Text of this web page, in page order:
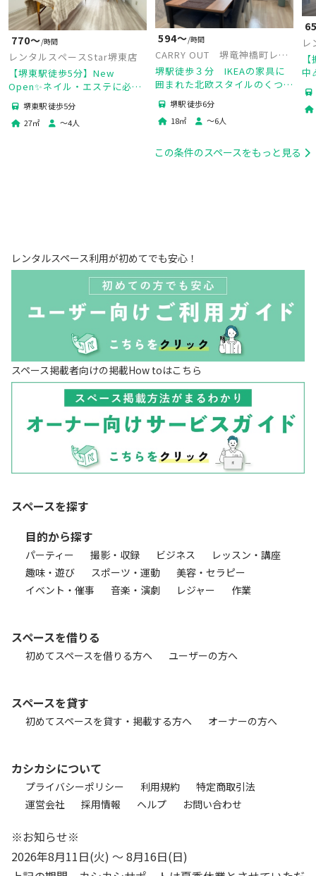
770〜/時間
レンタルスペースStar堺東店
【堺東駅徒歩5分】New
Open✨ネイル・エステに必要
な備品がそろったプライベート
サロン｜マッサージベッド・ネ
イルテーブル完備
堺東駅 徒歩5分
27㎡ 〜4人
594〜/時間
CARRY OUT 堺竜神橋町レン
タルスペース
堺駅徒歩３分 IKEAの家具に
囲まれた北欧スタイルのくつろ
ぎ空間
堺駅 徒歩6分
18㎡ 〜6人
中
この条件のスペースをもっと見る
レンタルスペース利用が初めてでも安心！
スペース掲載者向けの掲載How toはこちら
スペースを探す
目的から探す
パーティー 撮影・収録 ビジネス
レッスン・講座
趣味・遊び
スポーツ・運動
美容・セラピー
イベント・催事
音楽・演劇 レジャー 作業
スペースを借りる
初めてスペースを借りる方へ ユーザーの方へ
スペースを貸す
初めてスペースを貸す・掲載する方へ オーナーの方へ
カシカシについて
プライバシーポリシー 利用規約
特定商取引法
運営会社
採用情報 ヘルプ お問い合わせ
※お知らせ※
2026年8月11日(火) 〜 8月16日(日)